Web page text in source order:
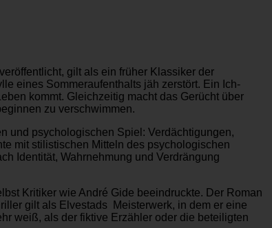
gilt als ein früher Klassiker der
eines Sommeraufenthalts jäh zerstört. Ein Ich-
kommt. Gleichzeitig macht das Gerücht über
zu verschwimmen.
und psychologischen Spiel: Verdächtigungen,
mit stilistischen Mitteln des psychologischen
Identität, Wahrnehmung und Verdrängung
Kritiker wie André Gide beeindruckte. Der Roman
gilt als Elvestads Meisterwerk, in dem er eine
weiß, als der fiktive Erzähler oder die beteiligten